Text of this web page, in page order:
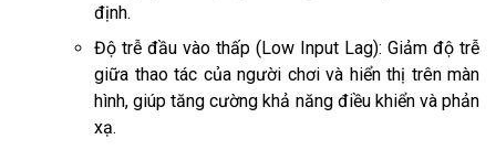
định.
Độ trễ đầu vào thấp (Low Input Lag): Giảm độ trễ
giữa thao tác của người chơi và hiển thị trên màn
hình, giúp tăng cường khả năng điều khiển và phản
xạ.